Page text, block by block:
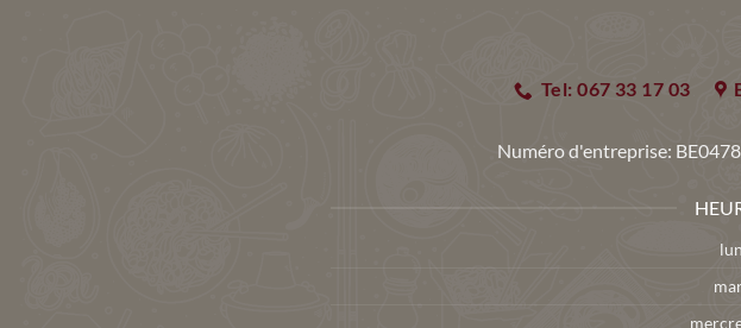
Tel: 067 33 17 03
Numéro d'entreprise: